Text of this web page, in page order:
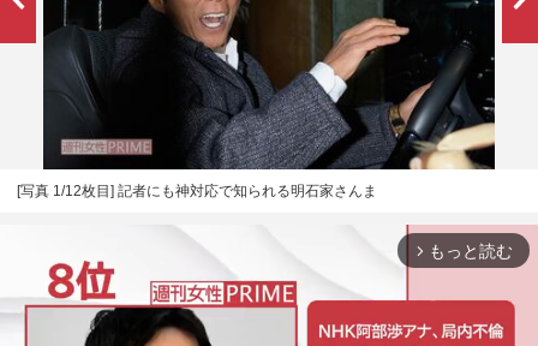
[写真 1/12枚目] 記者にも神対応で知られる明石家さんま
arrow_forward_ios もっと読む